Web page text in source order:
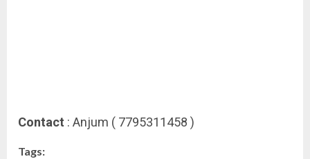
Contact : Anjum ( 7795311458 )
Tags: